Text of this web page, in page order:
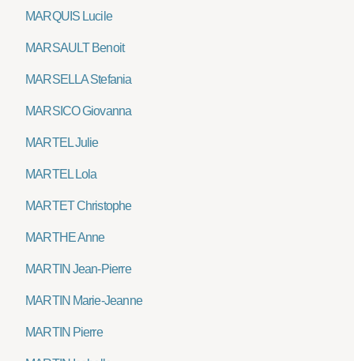
MARQUIS Lucile
MARSAULT Benoit
MARSELLA Stefania
MARSICO Giovanna
MARTEL Julie
MARTEL Lola
MARTET Christophe
MARTHE Anne
MARTIN Jean-Pierre
MARTIN Marie-Jeanne
MARTIN Pierre